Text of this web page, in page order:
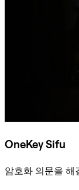
OneKey Sifu
암호화 의문을 해